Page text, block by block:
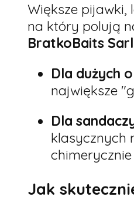
Większe pijawki,
na który polują
BratkoBaits
Dla dużych
największe
Dla
klasycznych
Jak